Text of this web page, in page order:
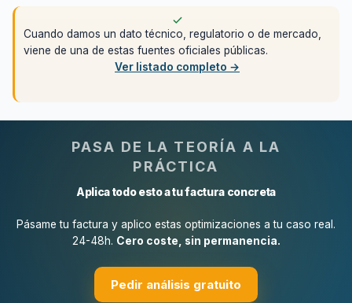
Cuando damos un dato técnico, regulatorio o de mercado,
viene de una de estas fuentes oficiales públicas.
Ver listado completo →
PASA DE LA TEORÍA A LA
PRÁCTICA
Aplica todo esto a tu factura concreta
Pásame tu factura y aplico estas optimizaciones a tu caso real.
24-48h. Cero coste, sin permanencia.
Pedir análisis gratuito